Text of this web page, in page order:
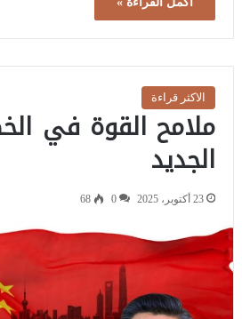
الاكثر قراءة
ملامح القوة في
الجديد
23 أكتوبر، 2025 0
68